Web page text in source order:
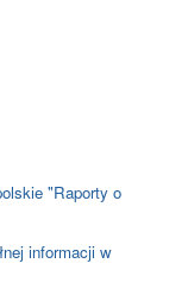
"Raporty o
informacji w